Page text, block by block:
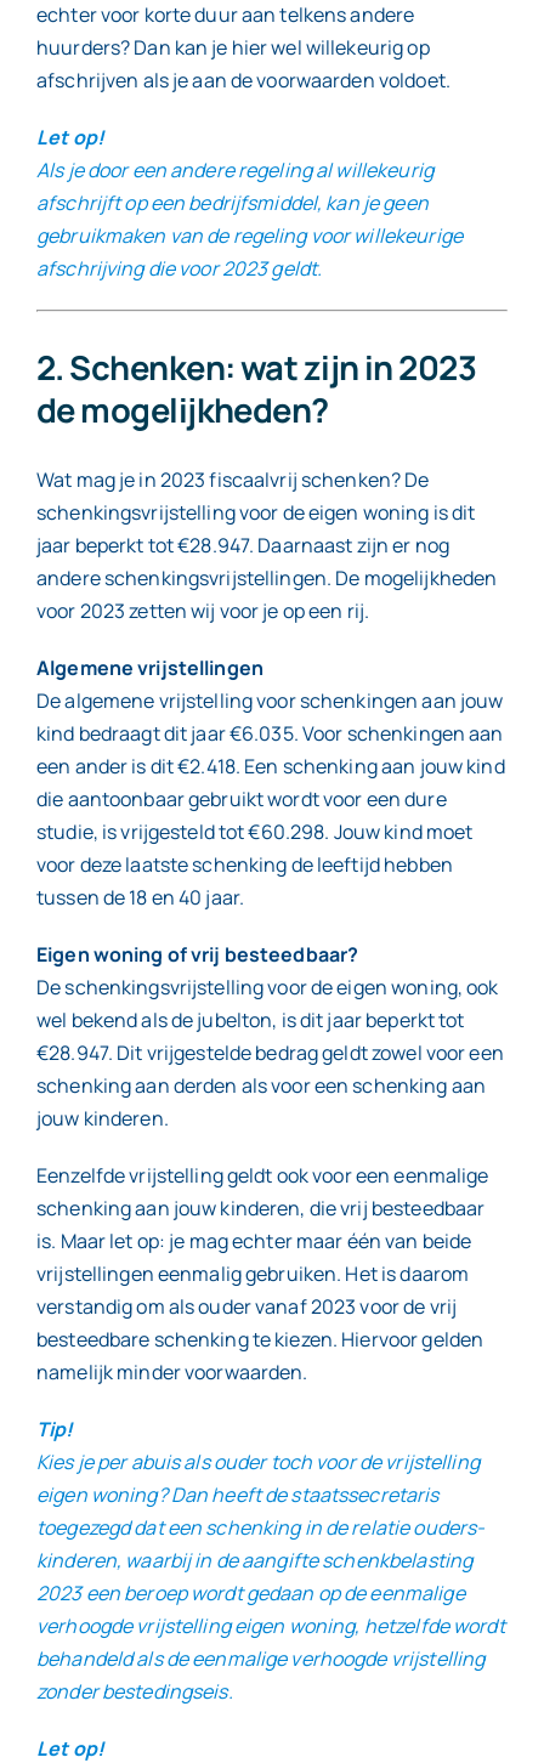
echter voor korte duur aan telkens andere
huurders? Dan kan je hier wel willekeurig op
afschrijven als je aan de voorwaarden voldoet.
Let op!
Als je door een andere regeling al willekeurig
afschrijft op een bedrijfsmiddel, kan je geen
gebruikmaken van de regeling voor willekeurige
afschrijving die voor 2023 geldt.
2. Schenken: wat zijn in 2023
de mogelijkheden?
Wat mag je in 2023 fiscaalvrij schenken? De
schenkingsvrijstelling voor de eigen woning is dit
jaar beperkt tot €28.947. Daarnaast zijn er nog
andere schenkingsvrijstellingen. De mogelijkheden
voor 2023 zetten wij voor je op een rij.
Algemene vrijstellingen
De algemene vrijstelling voor schenkingen aan jouw
kind bedraagt dit jaar €6.035. Voor schenkingen aan
een ander is dit €2.418. Een schenking aan jouw kind
die aantoonbaar gebruikt wordt voor een dure
studie, is vrijgesteld tot €60.298. Jouw kind moet
voor deze laatste schenking de leeftijd hebben
tussen de 18 en 40 jaar.
Eigen woning of vrij besteedbaar?
De schenkingsvrijstelling voor de eigen woning, ook
wel bekend als de jubelton, is dit jaar beperkt tot
€28.947. Dit vrijgestelde bedrag geldt zowel voor een
schenking aan derden als voor een schenking aan
jouw kinderen.
Eenzelfde vrijstelling geldt ook voor een eenmalige
schenking aan jouw kinderen, die vrij besteedbaar
is. Maar let op: je mag echter maar één van beide
vrijstellingen eenmalig gebruiken. Het is daarom
verstandig om als ouder vanaf 2023 voor de vrij
besteedbare schenking te kiezen. Hiervoor gelden
namelijk minder voorwaarden.
Tip!
Kies je per abuis als ouder toch voor de vrijstelling
eigen woning? Dan heeft de staatssecretaris
toegezegd dat een schenking in de relatie ouders-
kinderen, waarbij in de aangifte schenkbelasting
2023 een beroep wordt gedaan op de eenmalige
verhoogde vrijstelling eigen woning, hetzelfde wordt
behandeld als de eenmalige verhoogde vrijstelling
zonder bestedingseis.
Let op!